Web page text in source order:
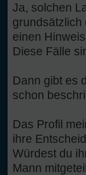
Ja, solchen
grundsätzlich
einen
Diese Fälle
Dann gibt es
schon
Das Profil
ihre
Würdest du
Mann